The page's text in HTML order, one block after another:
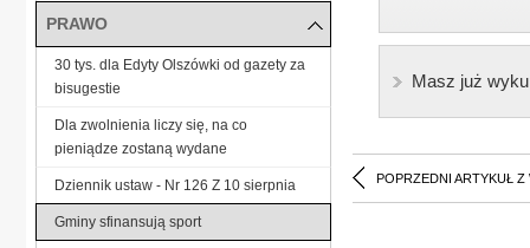
Masz już
POPRZEDNI ARTYKUŁ Z
PRAWO
30 tys. dla Edyty Olszówki od gazety za
bisugestie
Dla zwolnienia liczy się, na co
pieniądze zostaną wydane
Dziennik ustaw - Nr 126 Z 10 sierpnia
Gminy sfinansują sport